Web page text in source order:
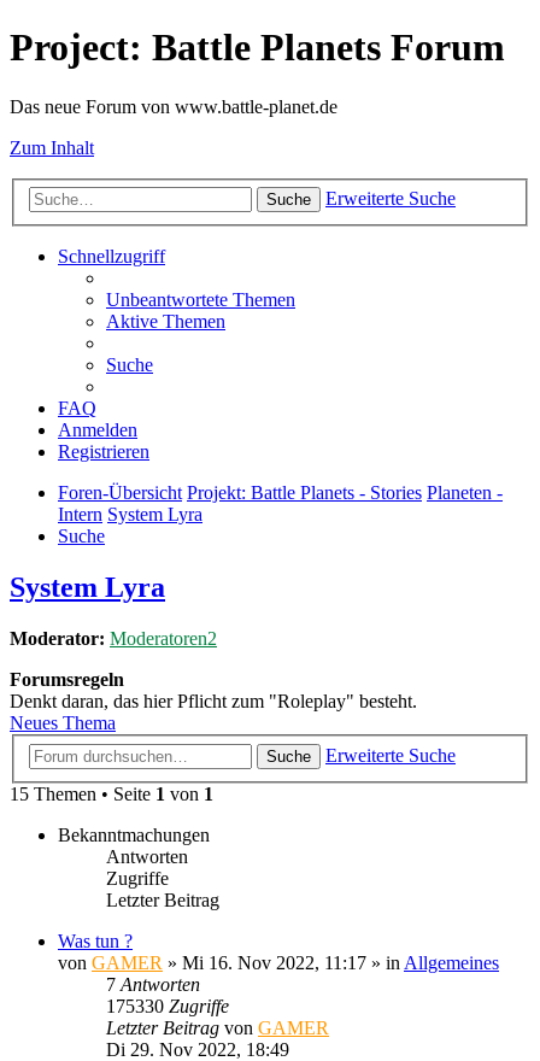
Project: Battle Planets Forum
Das neue Forum von www.battle-planet.de
Zum Inhalt
Suche Erweiterte Suche
Schnellzugriff
Unbeantwortete Themen
Aktive Themen
Suche
FAQ
Anmelden
Registrieren
Foren-Übersicht Projekt: Battle Planets - Stories Planeten -
Intern System Lyra
Suche
System Lyra
Moderator: Moderatoren2
Forumsregeln
Denkt daran, das hier Pflicht zum "Roleplay" besteht.
Neues Thema
Suche
Erweiterte Suche
15 Themen • Seite 1 von 1
Bekanntmachungen
Antworten
Zugriffe
Letzter Beitrag
Was tun ?
von GAMER » Mi 16. Nov 2022, 11:17 » in Allgemeines
7 Antworten
175330 Zugriffe
Letzter Beitrag von GAMER
Di 29. Nov 2022, 18:49